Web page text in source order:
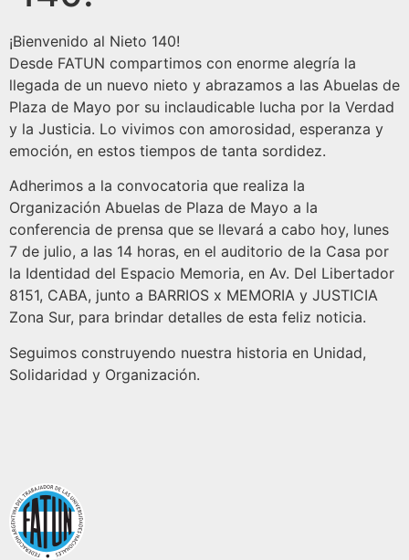
¡Bienvenido al Nieto 140!
Desde FATUN compartimos con enorme alegría la
llegada de un nuevo nieto y abrazamos a las Abuelas de
Plaza de Mayo por su inclaudicable lucha por la Verdad
y la Justicia. Lo vivimos con amorosidad, esperanza y
emoción, en estos tiempos de tanta sordidez.
Adherimos a la convocatoria que realiza la
Organización Abuelas de Plaza de Mayo a la
conferencia de prensa que se llevará a cabo hoy, lunes
7 de julio, a las 14 horas, en el auditorio de la Casa por
la Identidad del Espacio Memoria, en Av. Del Libertador
8151, CABA, junto a BARRIOS x MEMORIA y JUSTICIA
Zona Sur, para brindar detalles de esta feliz noticia.
Seguimos construyendo nuestra historia en Unidad,
Solidaridad y Organización.